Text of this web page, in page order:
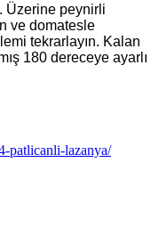
Üzerine peynirli
ve domatesle
tekrarlayın. Kalan
180 dereceye ayarlı
patlicanli-lazanya/